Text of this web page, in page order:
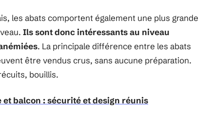
les abats comportent également une plus grande
Ils sont donc intéressants au niveau
. La principale différence entre les abats
être vendus crus, sans aucune préparation.
bouillis.
balcon : sécurité et design réunis